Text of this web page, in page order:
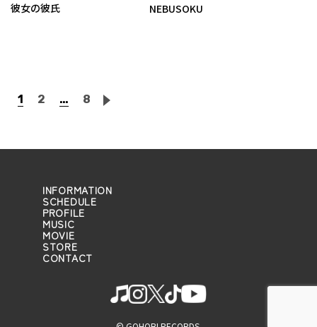
彼女の彼氏 NEBUSOKU
1 2 … 8
INFORMATION
SCHEDULE
PROFILE
MUSIC
MOVIE
STORE
CONTACT